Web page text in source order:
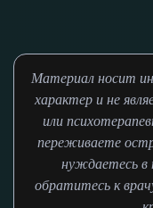
Материал носит
характер и не
или
переживаете
нуждаетесь в
обратитесь к